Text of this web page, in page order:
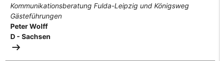
Kommunikationsberatung Fulda-Leipzig und Königsweg
Gästeführungen
Peter Wolff
D - Sachsen
arrow_right_alt